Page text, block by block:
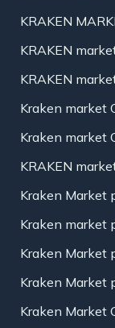
KRAKEN
KRAKEN
KRAKEN
Kraken market
Kraken market
KRAKEN
Kraken Market
Kraken market
Kraken Market
Kraken Market
Kraken